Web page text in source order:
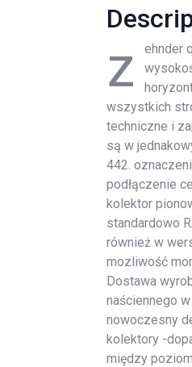
z
ehnder
wszystkich
techniczne i
są w
442.
podłączenie
kolektor
standardowo
również w
mozliwość
Dostawa
naściennego
nowoczesny
kolektory -
między